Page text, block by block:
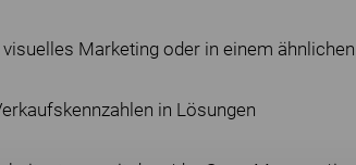
Marketing oder in einem ähnlichen
in Lösungen